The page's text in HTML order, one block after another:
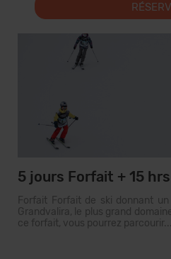
5 jours Forfait + 15
Forfait Forfait de ski donnant
Grandvalira, le plus grand
ce forfait, vous pourrez parcourir...